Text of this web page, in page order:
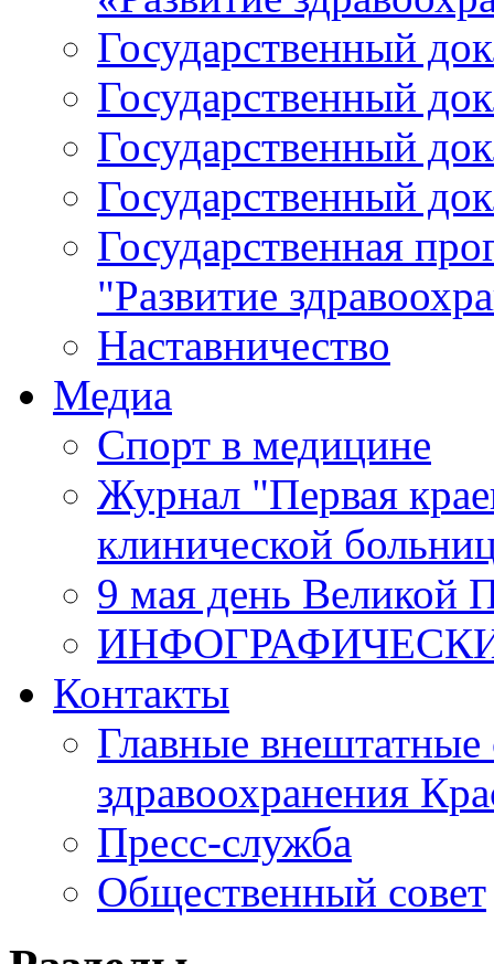
Государственный
Государственный
Государственный
Государственный
Государственная
"Развитие
Наставничество
Медиа
Спорт в медицине
Журнал "Первая
клинической
9 мая день Великой
Контакты
Главные внештатные
здравоохранения
Пресс-служба
Общественный совет